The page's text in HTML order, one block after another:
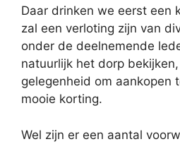
Daar drinken we eerst een
zal een verloting zijn van
onder de deelnemende
natuurlijk het dorp
gelegenheid om aankopen
mooie korting.
Wel zijn er een aantal